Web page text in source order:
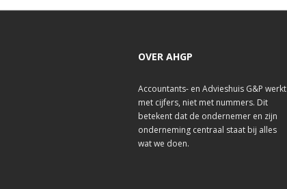
OVER AHGP
Accountants- en Advieshuis G&P werkt
met cijfers, niet met nummers. Dit
betekent dat de ondernemer en zijn
onderneming centraal staat bij alles
wat we doen.